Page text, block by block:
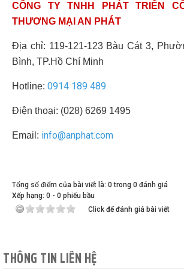
CÔNG TY TNHH PHÁT TRIỂN
THƯƠNG MẠI AN PHÁT
Địa chỉ: 119-121-123 Bàu Cát 3,
Bình, TP.Hồ Chí Minh
Hotline: 0914 189 489
Điện thoại: (028) 6269 1495
Email: info@anphat.com
Tổng số điểm của bài viết là: 0 trong 0 đánh giá
Xếp hạng: 0 - 0 phiếu bầu
Click để đánh giá bài viết
THÔNG TIN LIÊN HỆ